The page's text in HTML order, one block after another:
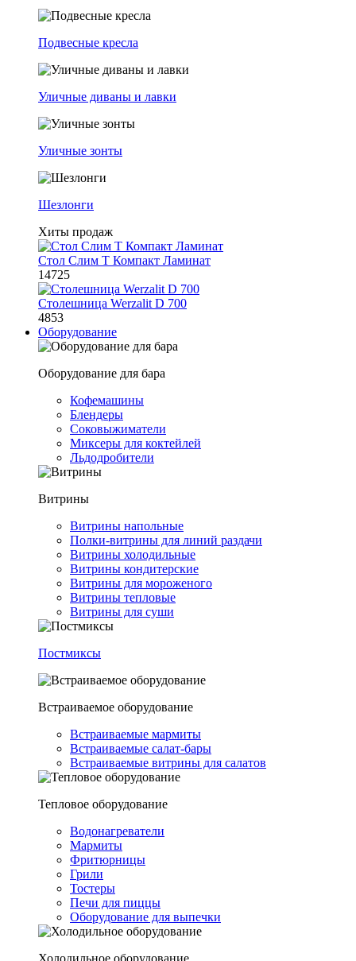
Подвесные кресла
Уличные диваны и лавки
Уличные зонты
Шезлонги
Хиты продаж
Стол Слим Т Компакт Ламинат
14725
Столешница Werzalit D 700
4853
Оборудование
Оборудование для бара
Кофемашины
Блендеры
Соковыжиматели
Миксеры для коктейлей
Льдодробители
Витрины
Витрины напольные
Полки-витрины для линий раздачи
Витрины холодильные
Витрины кондитерские
Витрины для мороженого
Витрины тепловые
Витрины для суши
Постмиксы
Встраиваемое оборудование
Встраиваемые мармиты
Встраиваемые салат-бары
Встраиваемые витрины для салатов
Тепловое оборудование
Водонагреватели
Мармиты
Фритюрницы
Грили
Тостеры
Печи для пиццы
Оборудование для выпечки
Холодильное оборудование